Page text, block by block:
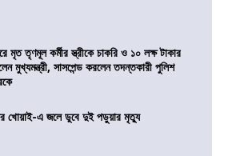
মৃত তৃণমূল কর্মীর স্ত্রীকে চাকরি ও ১০ লক্ষ টাকার
মুখ্যমন্ত্রী, সাসপেন্ড করলেন তদন্তকারী পুলিশ
খোয়াই-এ জলে ডুবে দুই পড়ুয়ার মৃত্যু